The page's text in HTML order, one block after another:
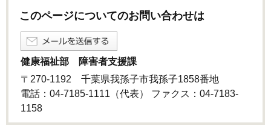
このページについてのお問い合わせは
健康福祉部 障害者支援課
〒270-1192 千葉県我孫子市我孫子1858番地
電話：04-7185-1111（代表） ファクス：04-7183-
1158